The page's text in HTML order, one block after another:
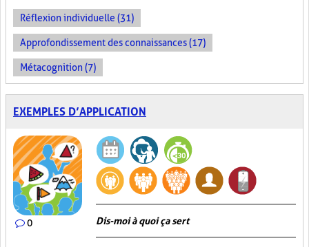
Réflexion individuelle (31)
Approfondissement des connaissances (17)
Métacognition (7)
EXEMPLES D’APPLICATION
0 Dis-moi à quoi ça sert